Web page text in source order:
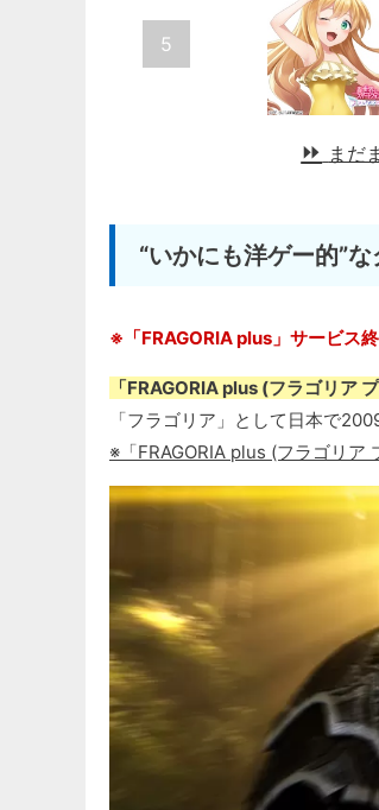
5
まだ
“いかにも洋ゲー的”
※「FRAGORIA plus」サービス
「FRAGORIA plus (フラゴリア
「フラゴリア」として日本で
※「FRAGORIA plus (フラゴリア